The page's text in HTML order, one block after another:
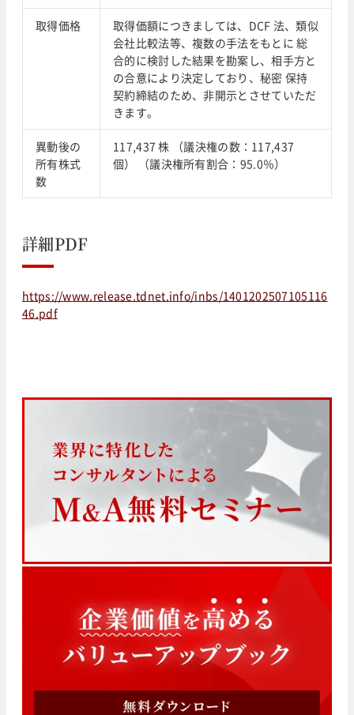
取得価格
取得価額につきましては、DCF 法、類似
会社比較法等、複数の手法をもとに 総
合的に検討した結果を勘案し、相手方と
の合意により決定しており、秘密 保持
契約締結のため、非開示とさせていただ
きます。
異動後の
所有株式
数
117,437 株 （議決権の数：117,437
個） （議決権所有割合：95.0％）
詳細PDF
https://www.release.tdnet.info/inbs/1401202507105116
46.pdf